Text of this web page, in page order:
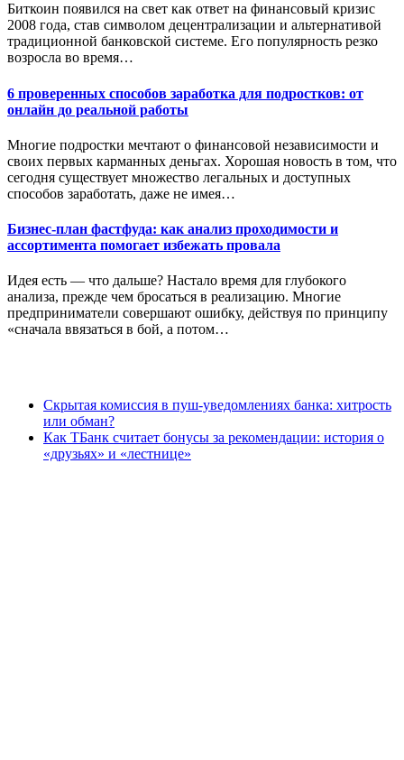
Биткоин появился на свет как ответ на финансовый кризис
2008 года, став символом децентрализации и альтернативой
традиционной банковской системе. Его популярность резко
возросла во время…
6 проверенных способов заработка для подростков: от
онлайн до реальной работы
Многие подростки мечтают о финансовой независимости и
своих первых карманных деньгах. Хорошая новость в том, что
сегодня существует множество легальных и доступных
способов заработать, даже не имея…
Бизнес-план фастфуда: как анализ проходимости и
ассортимента помогает избежать провала
Идея есть — что дальше? Настало время для глубокого
анализа, прежде чем бросаться в реализацию. Многие
предприниматели совершают ошибку, действуя по принципу
«сначала ввязаться в бой, а потом…
Скрытая комиссия в пуш-уведомлениях банка: хитрость
или обман?
Как ТБанк считает бонусы за рекомендации: история о
«друзьях» и «лестнице»